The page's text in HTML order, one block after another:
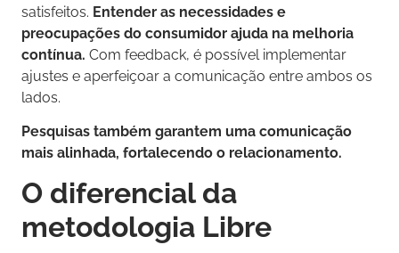
satisfeitos. Entender as necessidades e
preocupações do consumidor ajuda na melhoria
contínua. Com feedback, é possível implementar
ajustes e aperfeiçoar a comunicação entre ambos os
lados.
Pesquisas também garantem uma comunicação
mais alinhada, fortalecendo o relacionamento.
O diferencial da
metodologia Libre